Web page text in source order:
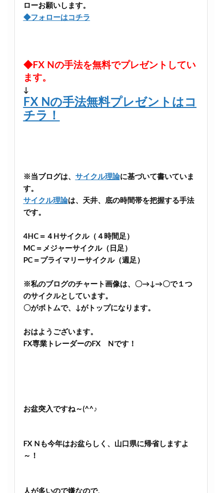
ローお願いします。
◆フォローはコチラ
◆FX Nの手法を無料でプレゼントしてい
ます。
↓
FX Nの手法無料プレゼントはコ
チラ！
※当ブログは、 サイクル理論に基づいて書いていま
す。
サイクル理論は、天井、底の時間帯を把握する手法
です。
4HC＝４Hサイクル（４時間足）
MC＝メジャーサイクル（日足）
PC＝プライマリーサイクル（週足）
※私のブログのチャート画像は、〇→↓→〇で１つ
のサイクルとしています。
〇がボトムで、↓がトップになります。
おはようございます。
FX専業トレーダーのFX Nです！
お盆突入ですね～(^^♪
FX Nも今年はお盆らしく、山口県に帰省しますよ
～！
人が多いので嫌なので、